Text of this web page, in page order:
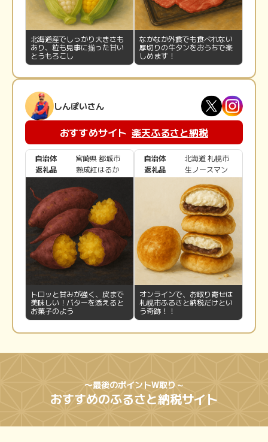
※控除上限額の範囲内で寄付すると、2,000円を超える部分について税金が控除され
ます。
※確定申告に関しては、所得税からの還付と住民税からの控除が受けられます。
〜税金還元までの流れ〜
ふるさと納税の４つのステップ
1
控除上限額を調べる
※表示される金額は目安です。正確
2
ポイントタウンを経由し
返礼品を選ぶ
3 4
北海道産でしっかり大きさも
あり、粒も見事に揃った甘い
とうもろこし
なかなか外食でも食べれない
厚切りの牛タンをおうちで楽
しめます！
しんぽいさん
おすすめサイト 楽天ふるさと納税
自治体
宮崎県 都城市
返礼品
熟成紅はるか
トロッと甘みが強く、皮まで
美味しい！バターを添えると
お菓子のよう
自治体
北海道 札幌市
返礼品
生ノースマン
オンラインで、お取り寄せは
札幌市ふるさと納税だけとい
う奇跡！！
〜最後のポイントW取り～
おすすめのふるさと納税サイト